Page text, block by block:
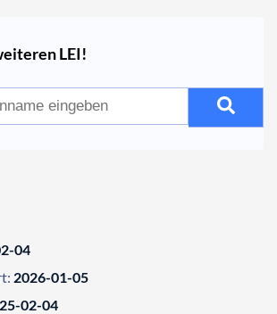
LEI!
04
2026-01-05
02-04